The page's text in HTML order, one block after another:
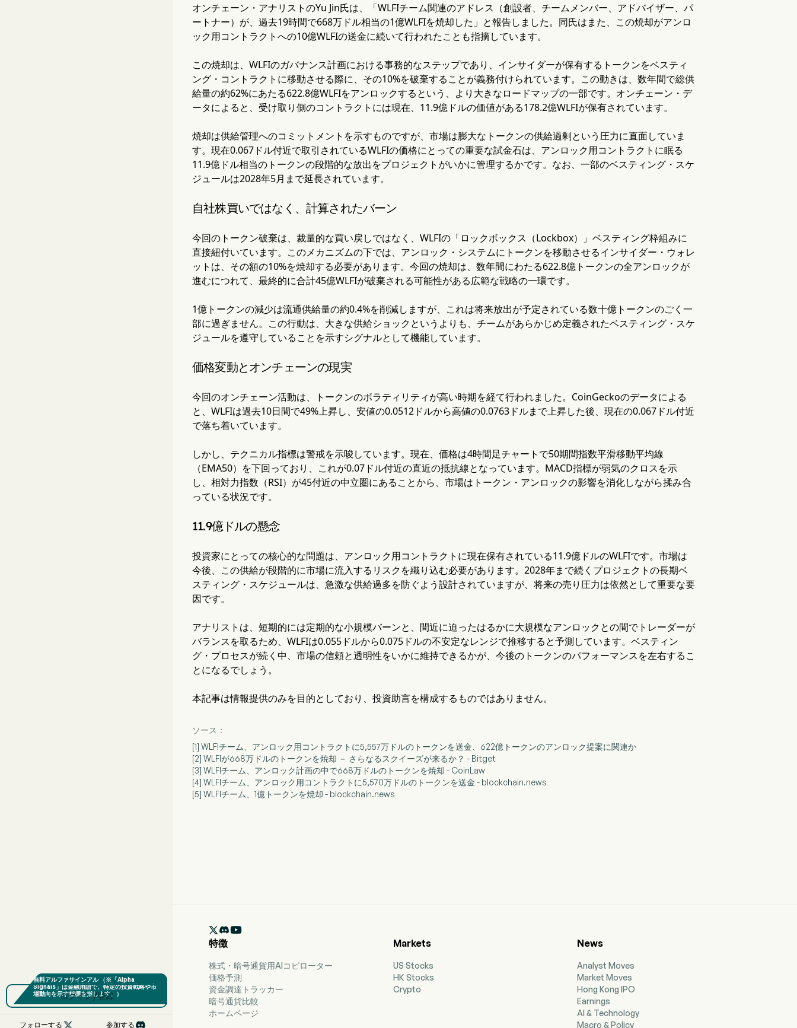
ログイン/登録
フォローする  参加する
オンチェーン・アナリストのYu Jin氏は、「WLFIチーム関連のアドレス（創設者、チームメンバー、アドバイザー、パ
ートナー）が、過去19時間で668万ドル相当の1億WLFIを焼却した」と報告しました。同氏はまた、この焼却がアンロ
ック用コントラクトへの10億WLFIの送金に続いて行われたことも指摘しています。
この焼却は、WLFIのガバナンス計画における事務的なステップであり、インサイダーが保有するトークンをベスティ
ング・コントラクトに移動させる際に、その10%を破棄することが義務付けられています。この動きは、数年間で総供
給量の約62%にあたる622.8億WLFIをアンロックするという、より大きなロードマップの一部です。オンチェーン・デ
ータによると、受け取り側のコントラクトには現在、11.9億ドルの価値がある178.2億WLFIが保有されています。
焼却は供給管理へのコミットメントを示すものですが、市場は膨大なトークンの供給過剰という圧力に直面していま
す。現在0.067ドル付近で取引されているWLFIの価格にとっての重要な試金石は、アンロック用コントラクトに眠る
11.9億ドル相当のトークンの段階的な放出をプロジェクトがいかに管理するかです。なお、一部のベスティング・スケ
ジュールは2028年5月まで延長されています。
自社株買いではなく、計算されたバーン
今回のトークン破棄は、裁量的な買い戻しではなく、WLFIの「ロックボックス（Lockbox）」ベスティング枠組みに
直接紐付いています。このメカニズムの下では、アンロック・システムにトークンを移動させるインサイダー・ウォレ
ットは、その額の10%を焼却する必要があります。今回の焼却は、数年間にわたる622.8億トークンの全アンロックが
進むにつれて、最終的に合計45億WLFIが破棄される可能性がある広範な戦略の一環です。
1億トークンの減少は流通供給量の約0.4%を削減しますが、これは将来放出が予定されている数十億トークンのごく一
部に過ぎません。この行動は、大きな供給ショックというよりも、チームがあらかじめ定義されたベスティング・スケ
ジュールを遵守していることを示すシグナルとして機能しています。
価格変動とオンチェーンの現実
今回のオンチェーン活動は、トークンのボラティリティが高い時期を経て行われました。CoinGeckoのデータによる
と、WLFIは過去10日間で49%上昇し、安値の0.0512ドルから高値の0.0763ドルまで上昇した後、現在の0.067ドル付近
で落ち着いています。
しかし、テクニカル指標は警戒を示唆しています。現在、価格は4時間足チャートで50期間指数平滑移動平均線
（EMA50）を下回っており、これが0.07ドル付近の直近の抵抗線となっています。MACD指標が弱気のクロスを示
し、相対力指数（RSI）が45付近の中立圏にあることから、市場はトークン・アンロックの影響を消化しながら揉み合
っている状況です。
11.9億ドルの懸念
投資家にとっての核心的な問題は、アンロック用コントラクトに現在保有されている11.9億ドルのWLFIです。市場は
今後、この供給が段階的に市場に流入するリスクを織り込む必要があります。2028年まで続くプロジェクトの長期ベ
スティング・スケジュールは、急激な供給過多を防ぐよう設計されていますが、将来の売り圧力は依然として重要な要
因です。
アナリストは、短期的には定期的な小規模バーンと、間近に迫ったはるかに大規模なアンロックとの間でトレーダーが
バランスを取るため、WLFIは0.055ドルから0.075ドルの不安定なレンジで推移すると予測しています。ベスティン
グ・プロセスが続く中、市場の信頼と透明性をいかに維持できるかが、今後のトークンのパフォーマンスを左右するこ
とになるでしょう。
本記事は情報提供のみを目的としており、投資助言を構成するものではありません。
ソース：
[1] WLFIチーム、アンロック用コントラクトに5,557万ドルのトークンを送金、622億トークンのアンロック提案に関連か
[2] WLFIが668万ドルのトークンを焼却 － さらなるスクイーズが来るか？ - Bitget
[3] WLFIチーム、アンロック計画の中で668万ドルのトークンを焼却 - CoinLaw
[4] WLFIチーム、アンロック用コントラクトに5,570万ドルのトークンを送金 - blockchain.news
[5] WLFIチーム、1億トークンを焼却 - blockchain.news

特徴
株式・暗号通貨用AIコピローター
価格予測
資金調達トラッカー
暗号通貨比較
ホームページ
Markets
US Stocks
HK Stocks
Crypto
News
Analyst Moves
Market Moves
Hong Kong IPO
Earnings
AI & Technology
Macro & Policy